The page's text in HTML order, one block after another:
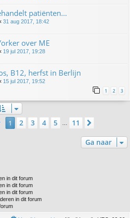
patiënten...
31 aug 2017, 18:42
over ME
19 jul 2017, 19:28
B12, herfst in Berlijn
15 jul 2017, 19:52
1 2 3
Pagina van11
1 2 3 4 5 11
Ga naar
in dit forum
in dit forum
in dit forum
in dit forum